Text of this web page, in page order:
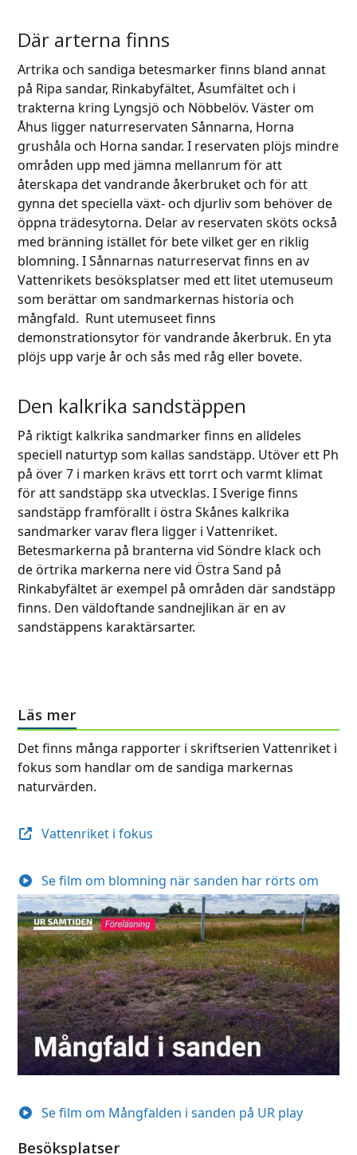
Där arterna finns
Artrika och sandiga betesmarker finns bland annat
på Ripa sandar, Rinkabyfältet, Åsumfältet och i
trakterna kring Lyngsjö och Nöbbelöv. Väster om
Åhus ligger naturreservaten Sånnarna, Horna
grushåla och Horna sandar. I reservaten plöjs mindre
områden upp med jämna mellanrum för att
återskapa det vandrande åkerbruket och för att
gynna det speciella växt- och djurliv som behöver de
öppna trädesytorna. Delar av reservaten sköts också
med bränning istället för bete vilket ger en riklig
blomning. I Sånnarnas naturreservat finns en av
Vattenrikets besöksplatser med ett litet utemuseum
som berättar om sandmarkernas historia och
mångfald. Runt utemuseet finns
demonstrationsytor för vandrande åkerbruk. En yta
plöjs upp varje år och sås med råg eller bovete.
Den kalkrika sandstäppen
På riktigt kalkrika sandmarker finns en alldeles
speciell naturtyp som kallas sandstäpp. Utöver ett Ph
på över 7 i marken krävs ett torrt och varmt klimat
för att sandstäpp ska utvecklas. I Sverige finns
sandstäpp framförallt i östra Skånes kalkrika
sandmarker varav flera ligger i Vattenriket.
Betesmarkerna på branterna vid Söndre klack och
de örtrika markerna nere vid Östra Sand på
Rinkabyfältet är exempel på områden där sandstäpp
finns. Den väldoftande sandnejlikan är en av
sandstäppens karaktärsarter.
Läs mer
Det finns många rapporter i skriftserien Vattenriket i
fokus som handlar om de sandiga markernas
naturvärden.
Vattenriket i fokus
Se film om blomning när sanden har rörts om
Se film om Mångfalden i sanden på UR play
Besöksplatser